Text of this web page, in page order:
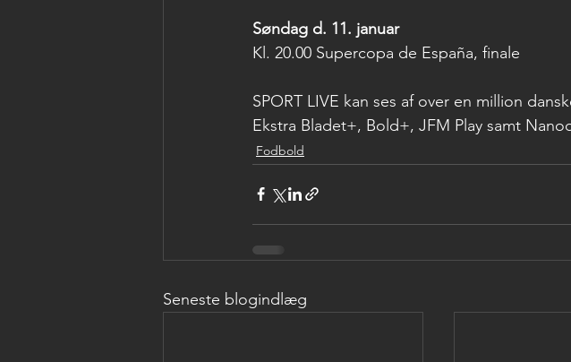
Søndag d. 11. januar
Kl. 20.00 Supercopa de España, finale
SPORT LIVE kan ses af over en million
Ekstra Bladet+, Bold+, JFM Play samt
Fodbold
Seneste blogindlæg